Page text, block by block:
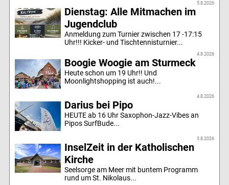
5.8.2026
Dienstag: Alle Mitmachen im
Jugendclub
Anmeldung zum Turnier zwischen 17 -17:15
Uhr!!! Kicker- und Tischtennisturnier...
4.8.2026
Boogie Woogie am Sturmeck
Heute schon um 19 Uhr!! Und
Moonlightshopping ist auch!...
4.8.2026
Darius bei Pipo
HEUTE ab 16 Uhr Saxophon-Jazz-Vibes an
Pipos SurfBude...
3.8.2026
InselZeit in der Katholischen
Kirche
Seelsorge am Meer mit buntem Programm
rund um St. Nikolaus...